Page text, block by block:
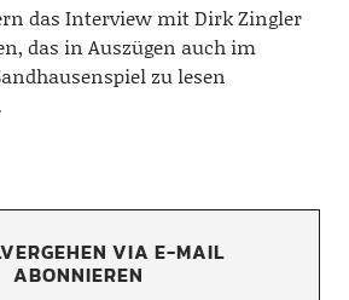
das Interview mit Dirk Zingler
das in Auszügen auch im
zu lesen
VIA E-MAIL
ABONNIEREN